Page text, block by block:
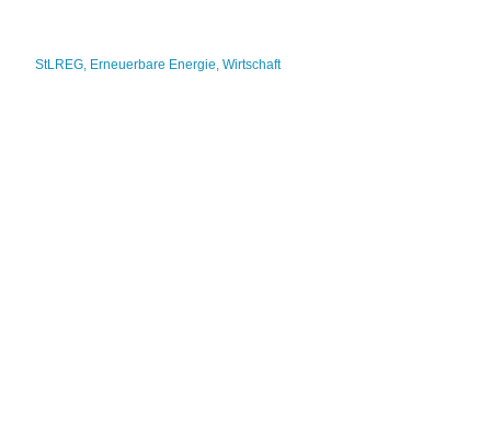
StLREG, Erneuerbare Energie,Wirtschaft